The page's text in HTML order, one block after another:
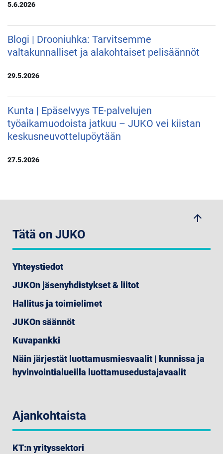
5.6.2026
Blogi | Drooniuhka: Tarvitsemme
valtakunnalliset ja alakohtaiset pelisäännöt
29.5.2026
Kunta | Epäselvyys TE-palvelujen
työaikamuodoista jatkuu – JUKO vei kiistan
keskusneuvottelupöytään
27.5.2026
arrow_upwards
Tätä on JUKO
Yhteystiedot
JUKOn jäsenyhdistykset & liitot
Hallitus ja toimielimet
JUKOn säännöt
Kuvapankki
Näin järjestät luottamusmiesvaalit | kunnissa ja
hyvinvointialueilla luottamusedustajavaalit
Ajankohtaista
KT:n yrityssektori